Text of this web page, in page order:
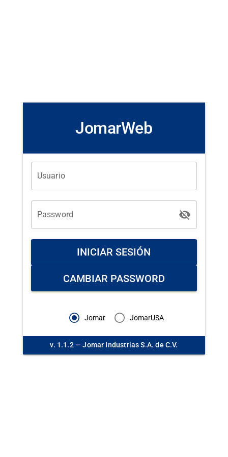
JomarWeb
Usuario
Password visibility_off
INICIAR SESIÓN
CAMBIAR PASSWORD
Jomar JomarUSA
v. 1.1.2 — Jomar Industrias S.A. de C.V.